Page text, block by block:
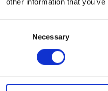
other information that
Necessary
la tecnologia
produzioni; nel 2016 il
di Gansu
Provincia a
di Qinghai studia gli